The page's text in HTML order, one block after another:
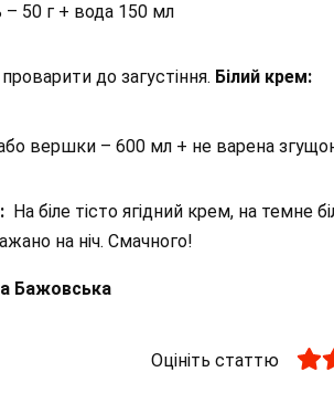
– 50 г + вода 150 мл
до загустіння. Білий крем:
вершки – 600 мл + не варена
На біле тісто ягідний крем, на темне
на ніч. Смачного!
Бажовська
Оцініть статтю